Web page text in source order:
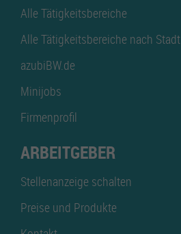
Alle Tätigkeitsbereiche
Alle Tätigkeitsbereiche nach Stadt
azubiBW.de
Minijobs
Firmenprofil
ARBEITGEBER
Stellenanzeige schalten
Preise und Produkte